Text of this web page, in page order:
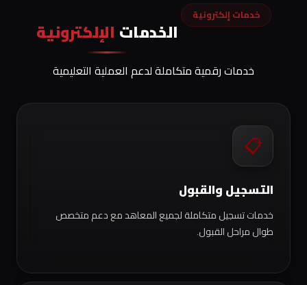
خدمات إلكترونية
الخدمات الإلكترونية
خدمات رقمية متكاملة لدعم العملية التعليمية
📋
التسجيل والقبول
خدمات تسجيل متكاملة لجميع المعاهد مع دعم متخصص
طوال مراحل القبول.